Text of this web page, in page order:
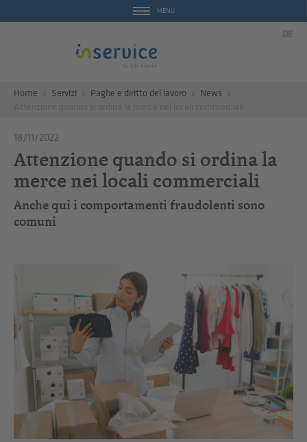
MENU
DE
Home Servizi Paghe e diritto del lavoro
News
18/11/2022
Attenzione quando si ordina la
merce nei locali commerciali
Anche qui i comportamenti fraudolenti sono
comuni